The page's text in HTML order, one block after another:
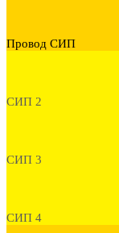
Провод СИП
СИП 2
СИП 3
СИП 4